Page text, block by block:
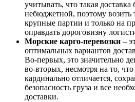
учитывать, что такая доставка
небюджетной, поэтому возить
крупные партии и только на
оправдать дороговизну
Морские карго-перевозки –
оптимальных вариантов
Во-первых, это значительно
во-вторых, несмотря на то,
кардинально отличается,
безопасность груза и все
доставки.